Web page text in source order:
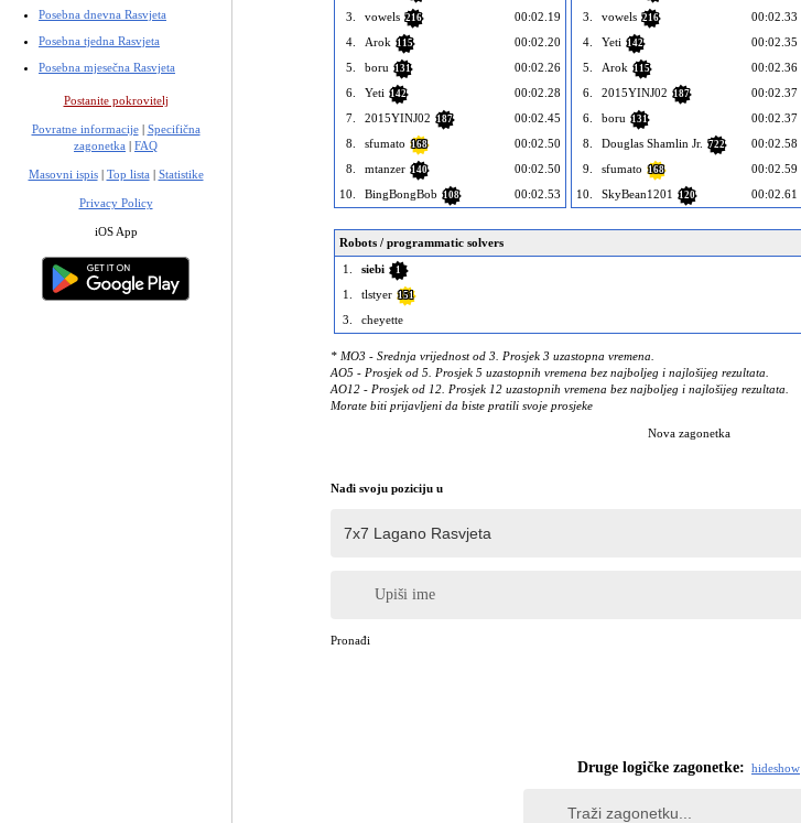
Posebna dnevna Rasvjeta
Posebna tjedna Rasvjeta
Posebna mjesečna Rasvjeta
Postanite pokrovitelj
Povratne informacije| Specifična
zagonetka | FAQ
Masovni ispis| Top lista | Statistike
Privacy Policy
iOS App
3.
vowels 216
00:02.19
4.
Arok 115
00:02.20
5.
boru 131
00:02.26
6.
Yeti 142
00:02.28
7.
2015YINJ02 187
00:02.45
8.
sfumato 168
00:02.50
8.
mtanzer 140
00:02.50
10.
BingBongBob 108 00:02.53
3.
vowels 216
00:02.33
4.
Yeti 142
00:02.35
5.
Arok 115
00:02.36
6.
2015YINJ02 187
00:02.37
6.
boru 131
00:02.37
8.
Douglas Shamlin Jr. 722
00:02.58
9.
sfumato 168
00:02.59
10.
SkyBean1201 120 00:02.61
Robots / programmatic solvers
1.
siebi 1
1.
tlstyer 151
3.
cheyette
* MO3 - Srednja vrijednost od 3. Prosjek 3 uzastopna vremena.
AO5 - Prosjek od 5. Prosjek 5 uzastopnih vremena bez najboljeg i najlošijeg rezultata.
AO12 - Prosjek od 12. Prosjek 12 uzastopnih vremena bez najboljeg i najlošijeg rezultata.
Morate biti prijavljeni da biste pratili svoje prosjeke
Nova zagonetka
Nađi svoju poziciju u
Upiši ime
Pronađi
Druge logičke zagonetke: hideshow